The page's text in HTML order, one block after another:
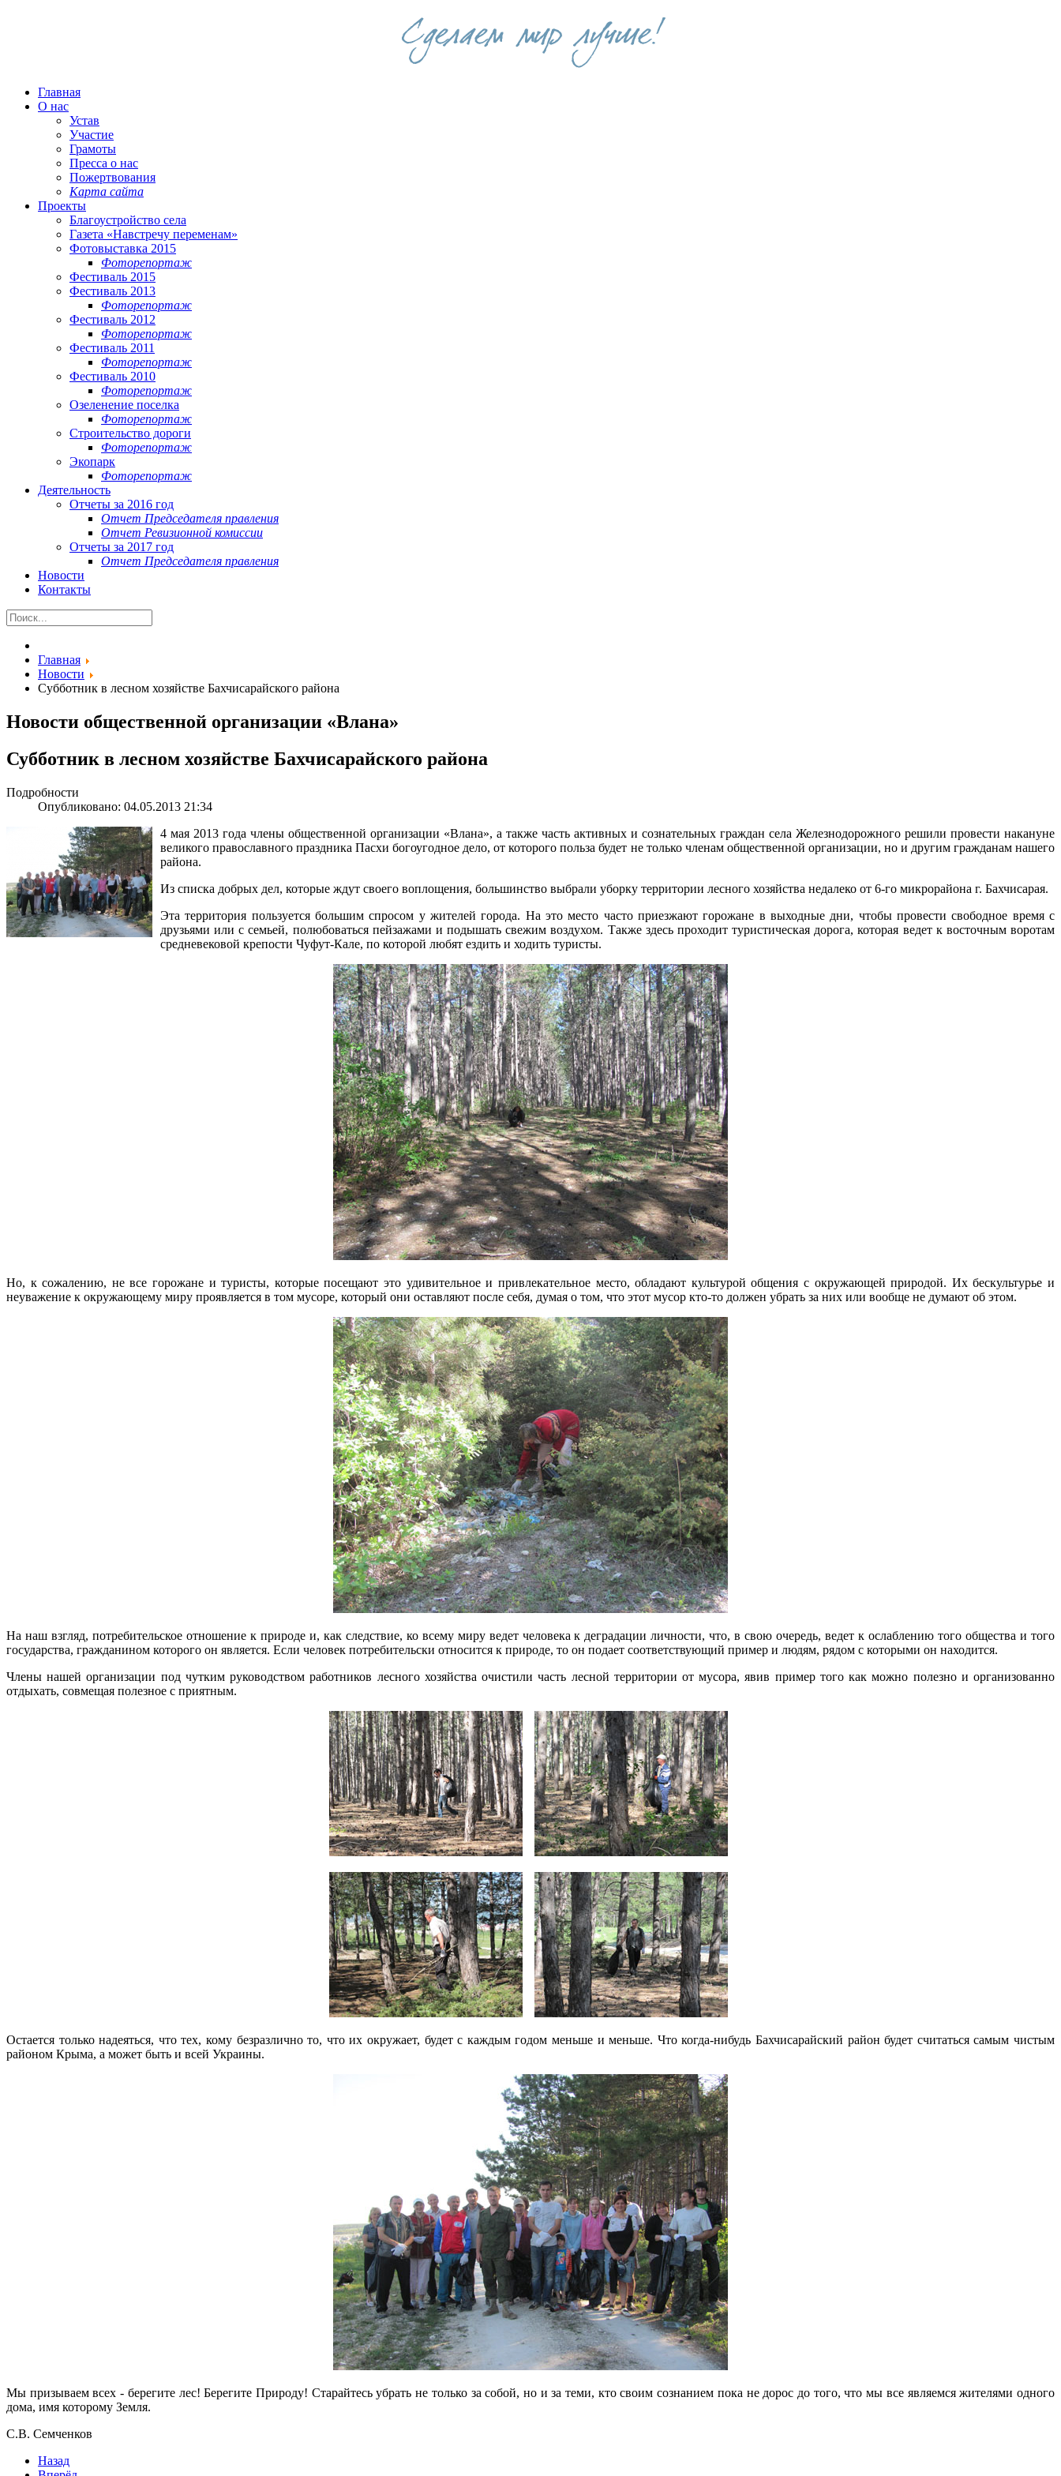
Главная
О нас
Устав
Участие
Грамоты
Пресса о нас
Пожертвования
Карта сайта
Проекты
Благоустройство села
Газета «Навстречу переменам»
Фотовыставка 2015
Фоторепортаж
Фестиваль 2015
Фестиваль 2013
Фоторепортаж
Фестиваль 2012
Фоторепортаж
Фестиваль 2011
Фоторепортаж
Фестиваль 2010
Фоторепортаж
Озеленение поселка
Фоторепортаж
Строительство дороги
Фоторепортаж
Экопарк
Фоторепортаж
Деятельность
Отчеты за 2016 год
Отчет Председателя правления
Отчет Ревизионной комиссии
Отчеты за 2017 год
Отчет Председателя правления
Новости
Контакты
Главная
Новости
Субботник в лесном хозяйстве Бахчисарайского района
Новости общественной организации «Влана»
Субботник в лесном хозяйстве Бахчисарайского района
Подробности
Опубликовано: 04.05.2013 21:34
4 мая 2013 года члены общественной организации «Влана», а также часть активных и сознательных граждан села Железнодорожного решили провести накануне
великого православного праздника Пасхи богоугодное дело, от которого польза будет не только членам общественной организации, но и другим гражданам нашего
района.
Из списка добрых дел, которые ждут своего воплощения, большинство выбрали уборку территории лесного хозяйства недалеко от 6-го микрорайона г. Бахчисарая.
Эта территория пользуется большим спросом у жителей города. На это место часто приезжают горожане в выходные дни, чтобы провести свободное время с
друзьями или с семьей, полюбоваться пейзажами и подышать свежим воздухом. Также здесь проходит туристическая дорога, которая ведет к восточным воротам
средневековой крепости Чуфут-Кале, по которой любят ездить и ходить туристы.
Но, к сожалению, не все горожане и туристы, которые посещают это удивительное и привлекательное место, обладают культурой общения с окружающей природой. Их бескультурье и
неуважение к окружающему миру проявляется в том мусоре, который они оставляют после себя, думая о том, что этот мусор кто-то должен убрать за них или вообще не думают об этом.
На наш взгляд, потребительское отношение к природе и, как следствие, ко всему миру ведет человека к деградации личности, что, в свою очередь, ведет к ослаблению того общества и того
государства, гражданином которого он является. Если человек потребительски относится к природе, то он подает соответствующий пример и людям, рядом с которыми он находится.
Члены нашей организации под чутким руководством работников лесного хозяйства очистили часть лесной территории от мусора, явив пример того как можно полезно и организованно
отдыхать, совмещая полезное с приятным.
Остается только надеяться, что тех, кому безразлично то, что их окружает, будет с каждым годом меньше и меньше. Что когда-нибудь Бахчисарайский район будет считаться самым чистым
районом Крыма, а может быть и всей Украины.
Мы призываем всех - берегите лес! Берегите Природу! Старайтесь убрать не только за собой, но и за теми, кто своим сознанием пока не дорос до того, что мы все являемся жителями одного
дома, имя которому Земля.
С.В. Семченков
Назад